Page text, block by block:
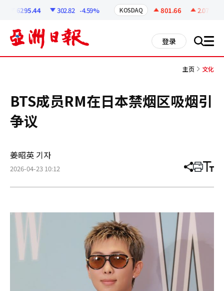
6295.44 302.82 -4.59% KOSDAQ 801.66 2.07
登录 搜 all
主页 文化
BTS成员RM在日本禁烟区吸烟引
争议
姜昭英 기자
2026-04-23 10:12 分
章
打 调
小